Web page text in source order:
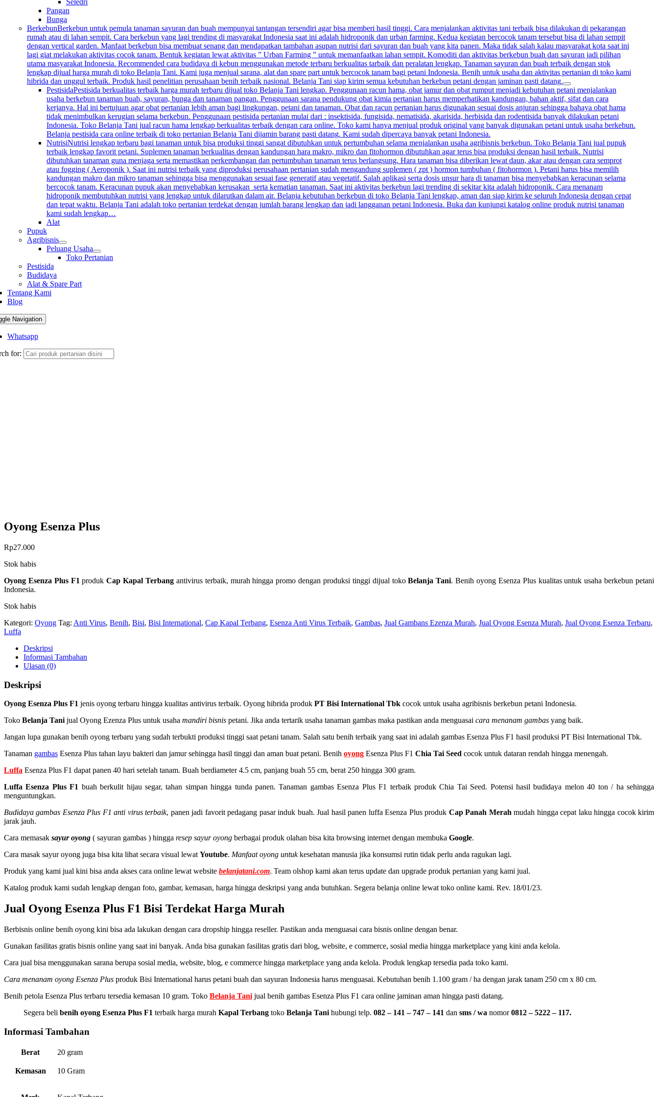
Seledri
Pangan
Bunga
BerkebunBerkebun untuk pemula tanaman sayuran dan buah mempunyai tantangan tersendiri agar bisa memberi hasil tinggi. Cara menjalankan aktivitas tani terbaik bisa dilakukan di pekarangan
rumah atau di lahan sempit. Cara berkebun yang lagi trending di masyarakat Indonesia saat ini adalah hidroponik dan urban farming. Kedua kegiatan bercocok tanam tersebut bisa di lahan sempit
dengan vertical garden. Manfaat berkebun bisa membuat senang dan mendapatkan tambahan asupan nutrisi dari sayuran dan buah yang kita panen. Maka tidak salah kalau masyarakat kota saat ini
lagi giat melakukan aktivitas cocok tanam. Bentuk kegiatan lewat aktivitas ” Urban Farming ” untuk memanfaatkan lahan sempit. Komoditi dan aktivitas berkebun buah dan sayuran jadi pilihan
utama masyarakat Indonesia. Recommended cara budidaya di kebun menggunakan metode terbaru berkualitas tarbaik dan peralatan lengkap. Tanaman sayuran dan buah terbaik dengan stok
lengkap dijual harga murah di toko Belanja Tani. Kami juga menjual sarana, alat dan spare part untuk bercocok tanam bagi petani Indonesia. Benih untuk usaha dan aktivitas pertanian di toko kami
hibrida dan unggul terbaik. Produk hasil penelitian perusahaan benih terbaik nasional. Belanja Tani siap kirim semua kebutuhan berkebun petani dengan jaminan pasti datang.
PestisidaPestisida berkualitas terbaik harga murah terbaru dijual toko Belanja Tani lengkap. Penggunaan racun hama, obat jamur dan obat rumput menjadi kebutuhan petani menjalankan
usaha berkebun tanaman buah, sayuran, bunga dan tanaman pangan. Penggunaan sarana pendukung obat kimia pertanian harus memperhatikan kandungan, bahan aktif, sifat dan cara
kerjanya. Hal ini bertujuan agar obat pertanian lebih aman bagi lingkungan, petani dan tanaman. Obat dan racun pertanian harus digunakan sesuai dosis anjuran sehingga bahaya obat hama
tidak menimbulkan kerugian selama berkebun. Penggunaan pestisida pertanian mulai dari : insektisida, fungisida, nematisida, akarisida, herbisida dan rodentisida banyak dilakukan petani
Indonesia. Toko Belanja Tani jual racun hama lengkap berkualitas terbaik dengan cara online. Toko kami hanya menjual produk original yang banyak digunakan petani untuk usaha berkebun.
Belanja pestisida cara online terbaik di toko pertanian Belanja Tani dijamin barang pasti datang. Kami sudah dipercaya banyak petani Indonesia.
NutrisiNutrisi lengkap terbaru bagi tanaman untuk bisa produksi tinggi sangat dibutuhkan untuk pertumbuhan selama menjalankan usaha agribisnis berkebun. Toko Belanja Tani jual pupuk
terbaik lengkap favorit petani. Suplemen tanaman berkualitas dengan kandungan hara makro, mikro dan fitohormon dibutuhkan agar terus bisa produksi dengan hasil terbaik. Nutrisi
dibutuhkan tanaman guna menjaga serta memastikan perkembangan dan pertumbuhan tanaman terus berlangsung. Hara tanaman bisa diberikan lewat daun, akar atau dengan cara semprot
atau fogging ( Aeroponik ). Saat ini nutrisi terbaik yang diproduksi perusahaan pertanian sudah mengandung suplemen ( zpt ) hormon tumbuhan ( fitohormon ). Petani harus bisa memilih
kandungan makro dan mikro tanaman sehingga bisa menggunakan sesuai fase generatif atau vegetatif. Salah aplikasi serta dosis unsur hara di tanaman bisa menyebabkan keracunan selama
bercocok tanam. Keracunan pupuk akan menyebabkan kerusakan serta kematian tanaman. Saat ini aktivitas berkebun lagi trending di sekitar kita adalah hidroponik. Cara menanam
hidroponik membutuhkan nutrisi yang lengkap untuk dilarutkan dalam air. Belanja kebutuhan berkebun di toko Belanja Tani lengkap, aman dan siap kirim ke seluruh Indonesia dengan cepat
dan tepat waktu. Belanja Tani adalah toko pertanian terdekat dengan jumlah barang lengkap dan jadi langganan petani Indonesia. Buka dan kunjungi katalog online produk nutrisi tanaman
kami sudah lengkap…
Alat
Pupuk
Agribisnis
Peluang Usaha
Toko Pertanian
Pestisida
Budidaya
Alat & Spare Part
Tentang Kami
Blog
Navigation
Whatsapp
for:
Oyong Esenza Plus
Rp27.000
Stok habis
Oyong Esenza Plus F1produkCap Kapal Terbang antivirus terbaik, murah hingga promo dengan produksi tinggi dijual tokoBelanja Tani. Benih oyong Esenza Plus kualitas untuk usaha berkebun petani
Indonesia.
Stok habis
Kategori: Oyong Tag: Anti Virus, Benih, Bisi, Bisi International, Cap Kapal Terbang, Esenza Anti Virus Terbaik, Gambas, Jual Gambans Ezenza Murah, Jual Oyong Esenza Murah, Jual Oyong Esenza Terbaru,
Luffa
Deskripsi
Informasi Tambahan
Ulasan (0)
Deskripsi
Oyong Esenza Plus F1 jenis oyong terbaru hingga kualitas antivirus terbaik. Oyong hibrida produk PT Bisi International Tbk cocok untuk usaha agribisnis berkebun petani Indonesia.
Toko Belanja Tani jual Oyong Ezenza Plus untuk usaha mandiri bisnis petani. Jika anda tertarik usaha tanaman gambas maka pastikan anda menguasai cara menanam gambas yang baik.
Jangan lupa gunakan benih oyong terbaru yang sudah terbukti produksi tinggi saat petani tanam. Salah satu benih terbaik yang saat ini adalah gambas Esenza Plus F1 hasil produksi PT Bisi International Tbk.
Tanaman gambas Esenza Plus tahan layu bakteri dan jamur sehingga hasil tinggi dan aman buat petani. Benih oyong Esenza Plus F1 Chia Tai Seed cocok untuk dataran rendah hingga menengah.
Luffa Esenza Plus F1 dapat panen 40 hari setelah tanam. Buah berdiameter 4.5 cm, panjang buah 55 cm, berat 250 hingga 300 gram.
Luffa Esenza Plus F1 buah berkulit hijau segar, tahan simpan hingga tunda panen. Tanaman gambas Esenza Plus F1 terbaik produk Chia Tai Seed. Potensi hasil budidaya melon 40 ton / ha sehingga
menguntungkan.
Budidaya gambas Esenza Plus F1 anti virus terbaik, panen jadi favorit pedagang pasar induk buah. Jual hasil panen luffa Esenza Plus produk Cap Panah Merah mudah hingga cepat laku hingga cocok kirim
jarak jauh.
Cara memasak sayur oyong ( sayuran gambas ) hingga resep sayur oyong berbagai produk olahan bisa kita browsing internet dengan membuka Google.
Cara masak sayur oyong juga bisa kita lihat secara visual lewat Youtube. Manfaat oyong untukkesehatan manusia jika konsumsi rutin tidak perlu anda ragukan lagi.
Produk yang kami jual kini bisa anda akses cara online lewat website belanjatani.com. Team olshop kami akan terus update dan upgrade produk pertanian yang kami jual.
Katalog produk kami sudah lengkap dengan foto, gambar, kemasan, harga hingga deskripsi yang anda butuhkan. Segera belanja online lewat toko online kami. Rev. 18/01/23.
Jual Oyong Esenza Plus F1 Bisi Terdekat Harga Murah
Berbisnis online benih oyong kini bisa ada lakukan dengan cara dropship hingga reseller. Pastikan anda menguasai cara bisnis online dengan benar.
Gunakan fasilitas gratis bisnis online yang saat ini banyak. Anda bisa gunakan fasilitas gratis dari blog, website, e commerce, sosial media hingga marketplace yang kini anda kelola.
Cara jual bisa menggunakan sarana berupa sosial media, website, blog, e commerce hingga marketplace yang anda kelola. Produk lengkap tersedia pada toko kami.
Cara menanam oyong Esenza Plus produk Bisi International harus petani buah dan sayuran Indonesia harus menguasai. Kebutuhan benih 1.100 gram / ha dengan jarak tanam 250 cm x 80 cm.
Benih petola Esenza Plus terbaru tersedia kemasan 10 gram. Toko Belanja Tani jual benih gambas Esenza Plus F1 cara online jaminan aman hingga pasti datang.
Segera beli benih oyong Esenza Plus F1 terbaik harga murah Kapal Terbang toko Belanja Tani hubungi telp. 082 – 141 – 747 – 141 dan sms / wa nomor0812 – 5222 – 117.
Informasi Tambahan
Berat 20 gram
Kemasan 10 Gram